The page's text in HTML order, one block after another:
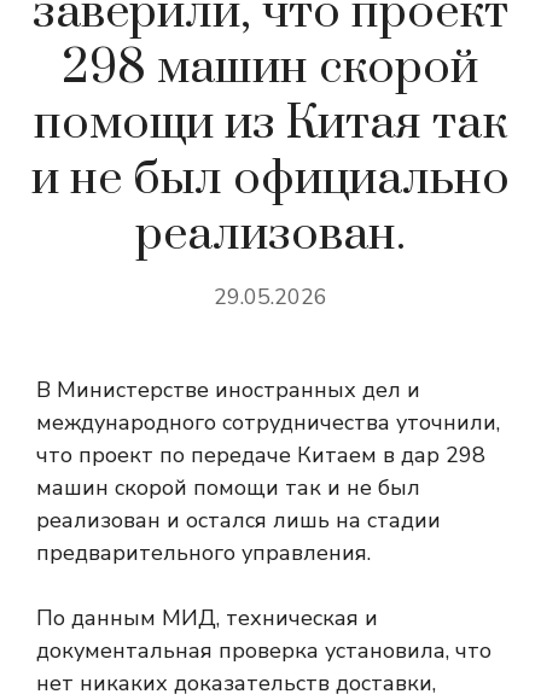
заверили, что проект
298 машин скорой
помощи из Китая так
и не был официально
реализован.
29.05.2026
В Министерстве иностранных дел и
международного сотрудничества уточнили,
что проект по передаче Китаем в дар 298
машин скорой помощи так и не был
реализован и остался лишь на стадии
предварительного управления.
По данным МИД, техническая и
документальная проверка установила, что
нет никаких доказательств доставки,